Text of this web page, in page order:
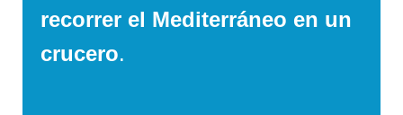
recorrer el Mediterráneo en un
crucero.